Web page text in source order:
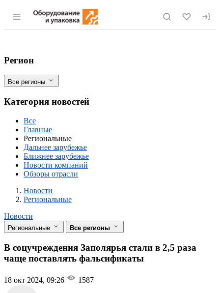
Раздел навигации по сайту eqinfo.ru
В соцучреждения Заполярья стали в
Фильтры
Регион
Все регионы
Категория новостей
Все
Главные
Региональные
Дальнее зарубежье
Ближнее зарубежье
Новости компаний
Обзоры отрасли
Новости
Разделы
Новости
Региональные
Новости
Региональные Все регионы
В соцучреждения Заполярья стали в 2,5 раза
чаще поставлять фальсификаты
18 окт 2024, 09:26 1587